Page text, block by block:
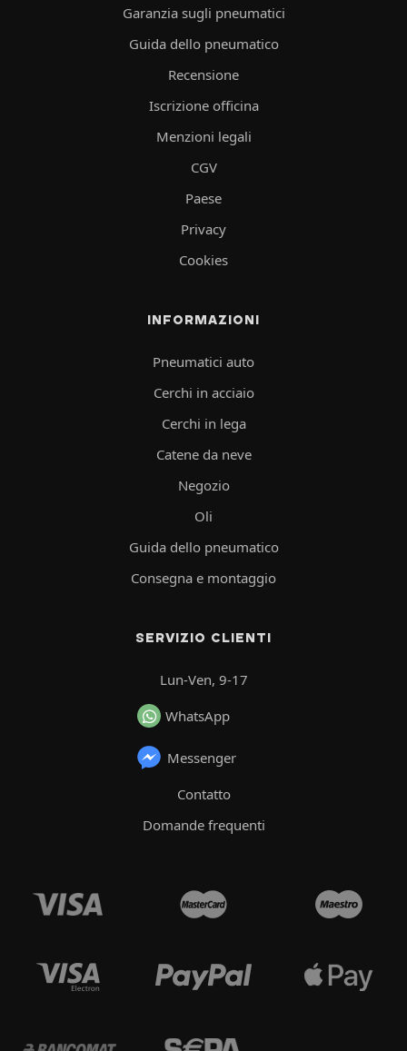
Garanzia sugli pneumatici
Guida dello pneumatico
Recensione
Iscrizione officina
Menzioni legali
CGV
Paese
Privacy
Cookies
INFORMAZIONI
Pneumatici auto
Cerchi in acciaio
Cerchi in lega
Catene da neve
Negozio
Oli
Guida dello pneumatico
Consegna e montaggio
SERVIZIO CLIENTI
Lun-Ven, 9-17
WhatsApp
Messenger
Contatto
Domande frequenti